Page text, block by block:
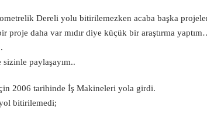
Dereli yolu bitirilemezken acaba başka
proje daha var mıdır diye küçük bir araştırma
paylaşayım..
2006 tarihinde İş Makineleri yola girdi.
bitirilemedi;